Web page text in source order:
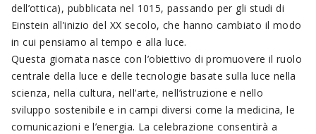
dell’ottica), pubblicata nel 1015, passando per gli studi di
Einstein all’inizio del XX secolo, che hanno cambiato il modo
in cui pensiamo al tempo e alla luce.
Questa giornata nasce con l’obiettivo di promuovere il ruolo
centrale della luce e delle tecnologie basate sulla luce nella
scienza, nella cultura, nell’arte, nell’istruzione e nello
sviluppo sostenibile e in campi diversi come la medicina, le
comunicazioni e l’energia. La celebrazione consentirà a